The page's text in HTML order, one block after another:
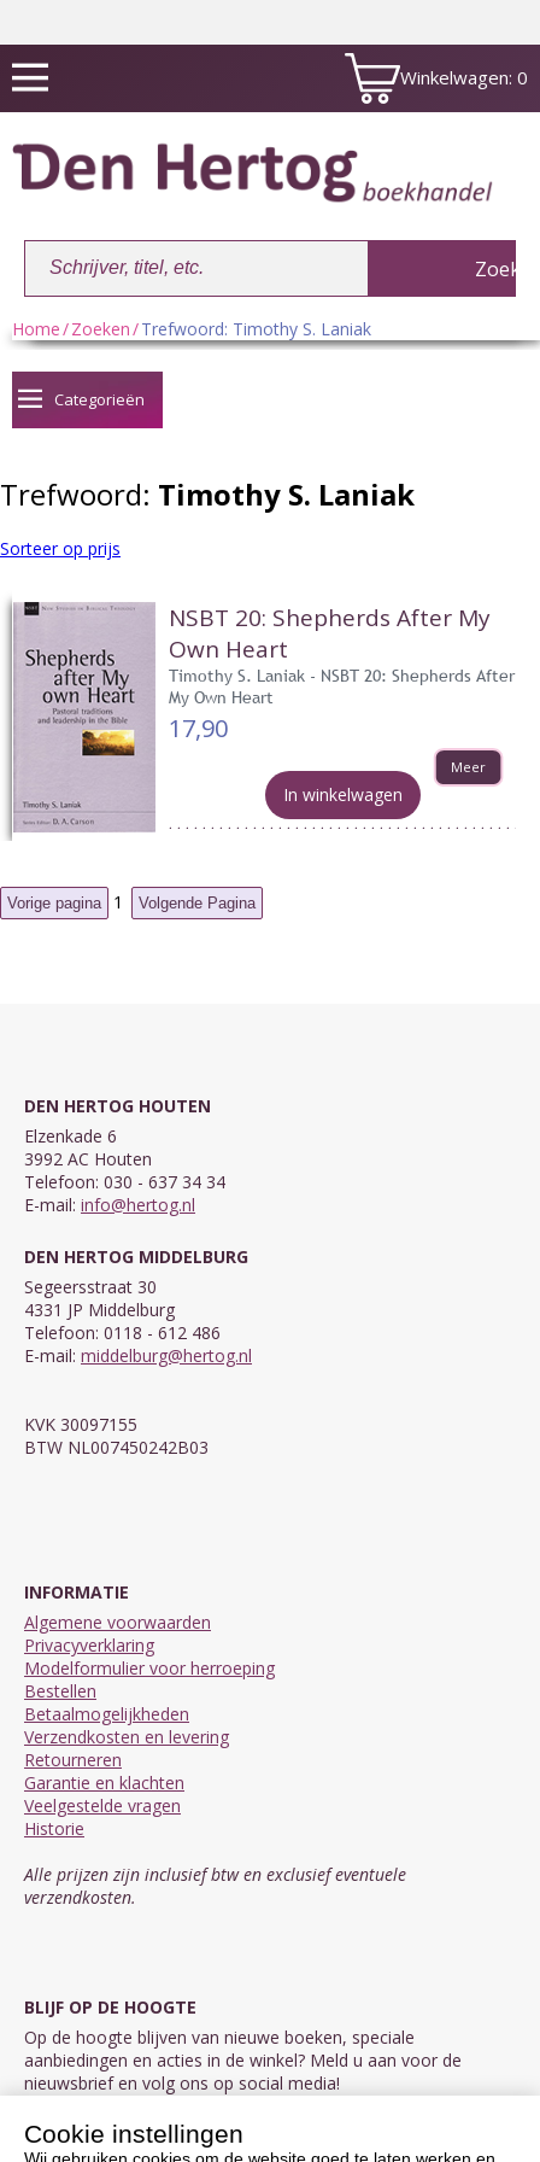
Winkelwagen: 0
Winkelwagen:0
Home/Zoeken/Trefwoord: Timothy S. Laniak
Categorieën
Trefwoord: Timothy S. Laniak
Sorteer op prijs
NSBT 20: Shepherds After My
Own Heart
Timothy S. Laniak - NSBT 20: Shepherds After
My Own Heart
17,90
Meer
In winkelwagen
1
DEN HERTOG HOUTEN
Elzenkade 6
3992 AC Houten
Telefoon: 030 - 637 34 34
E-mail: info@hertog.nl
DEN HERTOG MIDDELBURG
Segeersstraat 30
4331 JP Middelburg
Telefoon: 0118 - 612 486
E-mail: middelburg@hertog.nl
KVK 30097155
BTW NL007450242B03
INFORMATIE
Algemene voorwaarden
Privacyverklaring
Modelformulier voor herroeping
Bestellen
Betaalmogelijkheden
Verzendkosten en levering
Retourneren
Garantie en klachten
Veelgestelde vragen
Historie
Alle prijzen zijn inclusief btw en exclusief eventuele
verzendkosten.
BLIJF OP DE HOOGTE
Op de hoogte blijven van nieuwe boeken, speciale
aanbiedingen en acties in de winkel? Meld u aan voor de
nieuwsbrief en volg ons op social media!
Aanmelden nieuwsbrief
Cookie instellingen